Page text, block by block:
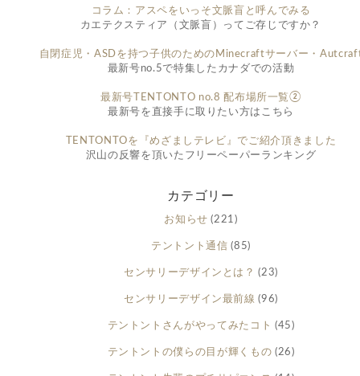
コラム：アスペをいっそ文脈盲と呼んでみる
カエテクスティア（文脈盲）ってご存じですか？
自閉症児・ASDを持つ子供のためのMinecraftサーバー・
最新号no.5で特集したカナダでの活動
最新号TENTONTO no.8 配布場所一覧②
最新号を直接手に取りたい方はこちら
TENTONTOを『めざましテレビ』でご紹介頂きました
沢山の反響を頂いたフリーペーパーランキング
カテゴリー
お知らせ (221)
テントント通信 (85)
センサリーデザインとは？ (23)
センサリーデザイン最前線 (96)
テントントさんがやってみたコト (45)
テントントの僕らの目が輝くもの (26)